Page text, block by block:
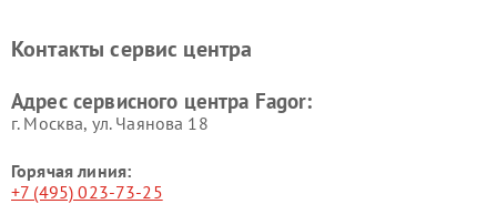
Контакты сервис центра
Адрес сервисного центра Fagor:
г. Москва, ул. Чаянова 18
Горячая линия:
+7 (495) 023-73-25